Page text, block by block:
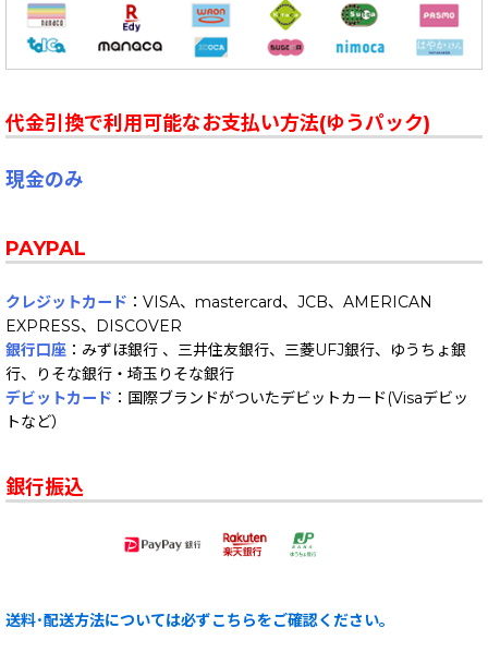
代金引換で利用可能なお支払い方法(ゆうパック)
現金のみ
PAYPAL
クレジットカード ：VISA、mastercard、JCB、AMERICAN
EXPRESS、DISCOVER
銀行口座 ：みずほ銀行 、三井住友銀行、三菱UFJ銀行、ゆうちょ銀
行、りそな銀行・埼玉りそな銀行
デビットカード ：国際ブランドがついたデビットカード(Visaデビッ
トなど）
銀行振込
送料･配送方法については必ずこちらをご確認ください。